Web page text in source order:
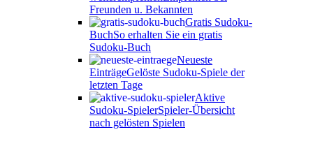
Freunden u. Bekannten
Gratis Sudoku-
BuchSo erhalten Sie ein gratis
Sudoku-Buch
Neueste
EinträgeGelöste Sudoku-Spiele der
letzten Tage
Aktive
Sudoku-SpielerSpieler-Übersicht
nach gelösten Spielen